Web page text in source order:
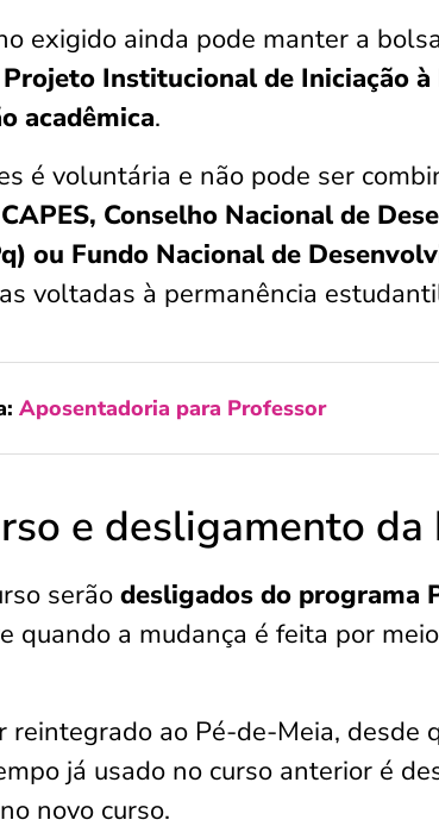
exigido ainda pode manter a
Projeto Institucional de Iniciação à
acadêmica.
é voluntária e não pode ser
CAPES, Conselho Nacional de
ou Fundo Nacional de
voltadas à permanência
Aposentadoria para Professor
e desligamento da
serão desligados do programa
quando a mudança é feita por
reintegrado ao Pé-de-Meia, desde
já usado no curso anterior é
novo curso.